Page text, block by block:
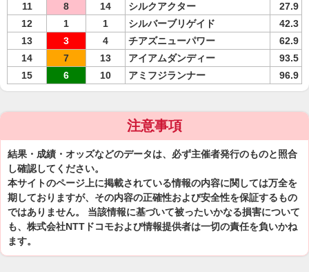
11
8 14 シルクアクター
27.9
12
1 1 シルバーブリゲイド
42.3
13
3 4 チアズニューパワー
62.9
14
7 13 アイアムダンディー
93.5
15
6 10 アミフジランナー 96.9
注意事項
結果・成績・オッズなどのデータは、必ず主催者発行のものと照合
し確認してください。
本サイトのページ上に掲載されている情報の内容に関しては万全を
期しておりますが、その内容の正確性および安全性を保証するもの
ではありません。 当該情報に基づいて被ったいかなる損害について
も、株式会社NTTドコモおよび情報提供者は一切の責任を負いかね
ます。